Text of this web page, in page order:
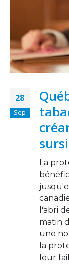
28
Sep
La
l'abri
matin
une
la
leur